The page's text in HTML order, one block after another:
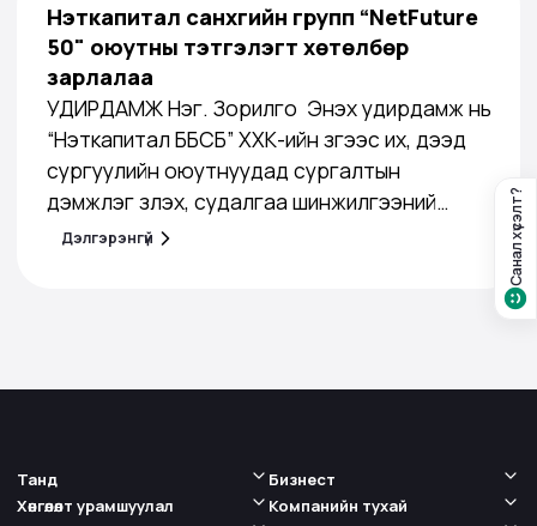
Санал хүсэлт?
Нэткапитал санхүүгийн групп “NetFuture
50" оюутны тэтгэлэгт хөтөлбөр
зарлалаа
УДИРДАМЖ Нэг. Зорилго Энэхүү удирдамж нь
“Нэткапитал ББСБ” ХХК-ийн зүгээс их, дээд
сургуулийн оюутнуудад сургалтын
дэмжлэг үзүүлэх, судалгаа шинжилгээний
ажил, бүтээлч үйл ажиллагаанд урам өгөх,
сургуулийн 3, 4-р курст идэвхтэй суралцаж
Дэлгэрэнгүй
Танд
Хөнгөлөлт урамшуулал
Бизнест
Компанийн тухай